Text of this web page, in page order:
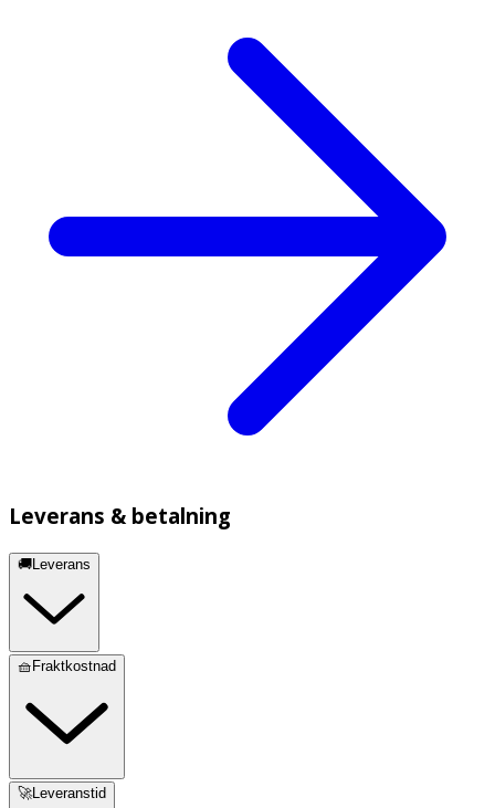
Leverans & betalning
🚚Leverans
🧺Fraktkostnad
🚀Leveranstid